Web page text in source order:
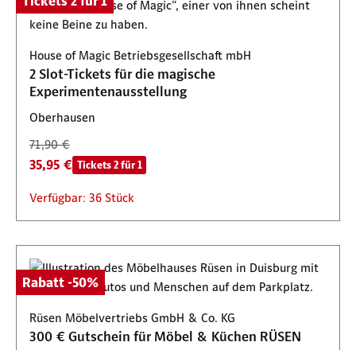
House of Magic Betriebsgesellschaft mbH
2 Slot-Tickets für die magische
Experimentenausstellung
Oberhausen
71,90 €
35,95 € Tickets 2 für 1
Verfügbar: 36 Stück
Rabatt -50%
Rüsen Möbelvertriebs GmbH & Co. KG
300 € Gutschein für Möbel & Küchen RÜSEN